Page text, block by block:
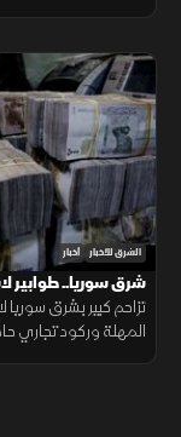
الشرق للأخبار أخبار
شرق سوريا.. طوابير
تزاحم كبير بشرق
المهلة وركود تجاري